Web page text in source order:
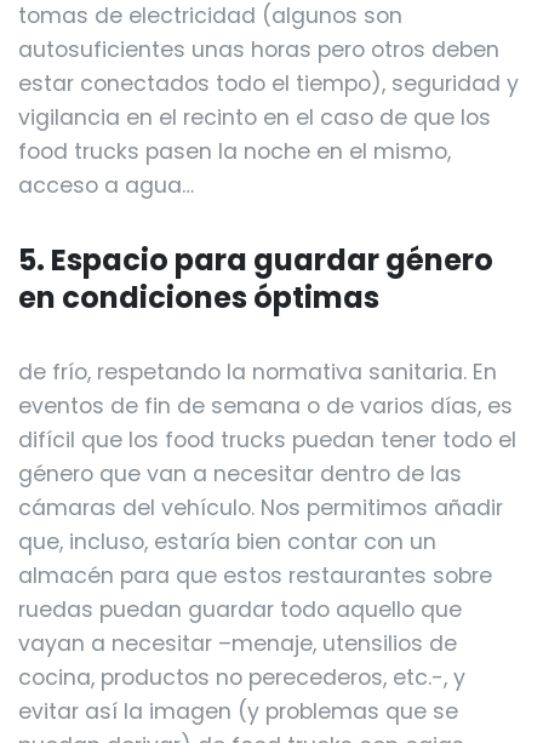
tomas de electricidad (algunos son
autosuficientes unas horas pero otros deben
estar conectados todo el tiempo), seguridad y
vigilancia en el recinto en el caso de que los
food trucks pasen la noche en el mismo,
acceso a agua…
5. Espacio para guardar género
en condiciones óptimas
de frío, respetando la normativa sanitaria. En
eventos de fin de semana o de varios días, es
difícil que los food trucks puedan tener todo el
género que van a necesitar dentro de las
cámaras del vehículo. Nos permitimos añadir
que, incluso, estaría bien contar con un
almacén para que estos restaurantes sobre
ruedas puedan guardar todo aquello que
vayan a necesitar –menaje, utensilios de
cocina, productos no perecederos, etc.-, y
evitar así la imagen (y problemas que se